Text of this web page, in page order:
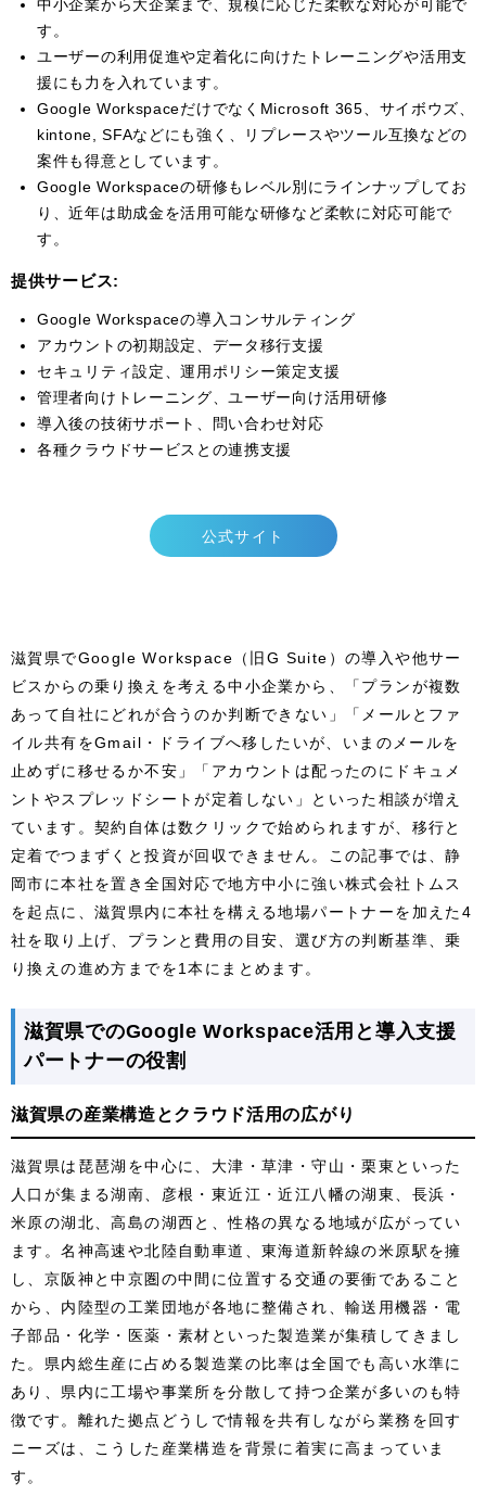
中小企業から大企業まで、規模に応じた柔軟な対応が可能で
す。
ユーザーの利用促進や定着化に向けたトレーニングや活用支
援にも力を入れています。
Google WorkspaceだけでなくMicrosoft 365、サイボウズ、
kintone, SFAなどにも強く、リプレースやツール互換などの
案件も得意としています。
Google Workspaceの研修もレベル別にラインナップしてお
り、近年は助成金を活用可能な研修など柔軟に対応可能で
す。
提供サービス:
Google Workspaceの導入コンサルティング
アカウントの初期設定、データ移行支援
セキュリティ設定、運用ポリシー策定支援
管理者向けトレーニング、ユーザー向け活用研修
導入後の技術サポート、問い合わせ対応
各種クラウドサービスとの連携支援
公式サイト
滋賀県でGoogle Workspace（旧G Suite）の導入や他サー
ビスからの乗り換えを考える中小企業から、「プランが複数
あって自社にどれが合うのか判断できない」「メールとファ
イル共有をGmail・ドライブへ移したいが、いまのメールを
止めずに移せるか不安」「アカウントは配ったのにドキュメ
ントやスプレッドシートが定着しない」といった相談が増え
ています。契約自体は数クリックで始められますが、移行と
定着でつまずくと投資が回収できません。この記事では、静
岡市に本社を置き全国対応で地方中小に強い株式会社トムス
を起点に、滋賀県内に本社を構える地場パートナーを加えた4
社を取り上げ、プランと費用の目安、選び方の判断基準、乗
り換えの進め方までを1本にまとめます。
滋賀県でのGoogle Workspace活用と導入支援
パートナーの役割
滋賀県の産業構造とクラウド活用の広がり
滋賀県は琵琶湖を中心に、大津・草津・守山・栗東といった
人口が集まる湖南、彦根・東近江・近江八幡の湖東、長浜・
米原の湖北、高島の湖西と、性格の異なる地域が広がってい
ます。名神高速や北陸自動車道、東海道新幹線の米原駅を擁
し、京阪神と中京圏の中間に位置する交通の要衝であること
から、内陸型の工業団地が各地に整備され、輸送用機器・電
子部品・化学・医薬・素材といった製造業が集積してきまし
た。県内総生産に占める製造業の比率は全国でも高い水準に
あり、県内に工場や事業所を分散して持つ企業が多いのも特
徴です。離れた拠点どうしで情報を共有しながら業務を回す
ニーズは、こうした産業構造を背景に着実に高まっていま
す。